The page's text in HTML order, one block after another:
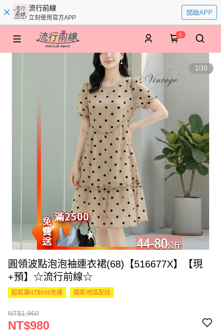
流行前線
立刻使用官方APP
開啟APP
0
1/10
圓領波點泡泡袖連衣裙(68)【516677X】【現
+預】☆流行前線☆
超取滿NT$699免運 國家/地區配送
NT$1,960
NT$980